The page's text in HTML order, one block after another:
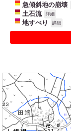
急傾斜地の崩壊
土石流 詳細
地すべり 詳細